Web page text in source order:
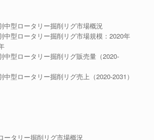
中型ロータリー掘削リグ市場概況
中型ロータリー掘削リグ市場規模：2020年
中型ロータリー掘削リグ販売量（2020-
型ロータリー掘削リグ売上（2020-2031）
ータリー掘削リグ市場概況